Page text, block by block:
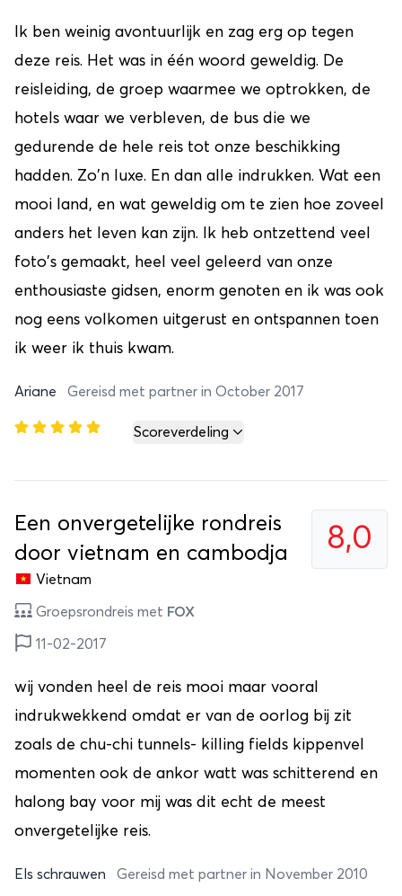
Ik ben weinig avontuurlijk en zag erg op tegen
deze reis. Het was in één woord geweldig. De
reisleiding, de groep waarmee we optrokken, de
hotels waar we verbleven, de bus die we
gedurende de hele reis tot onze beschikking
hadden. Zo'n luxe. En dan alle indrukken. Wat een
mooi land, en wat geweldig om te zien hoe zoveel
anders het leven kan zijn. Ik heb ontzettend veel
foto's gemaakt, heel veel geleerd van onze
enthousiaste gidsen, enorm genoten en ik was ook
nog eens volkomen uitgerust en ontspannen toen
ik weer ik thuis kwam.
Ariane Gereisd met partner in October 2017
Scoreverdeling
8,0
Een onvergetelijke rondreis
door vietnam en cambodja
Vietnam
Groepsrondreis met FOX
11-02-2017
wij vonden heel de reis mooi maar vooral
indrukwekkend omdat er van de oorlog bij zit
zoals de chu-chi tunnels- killing fields kippenvel
momenten ook de ankor watt was schitterend en
halong bay voor mij was dit echt de meest
onvergetelijke reis.
Els schrauwen Gereisd met partner in November 2010